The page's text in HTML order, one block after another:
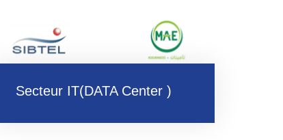
Secteur IT(DATA Center )